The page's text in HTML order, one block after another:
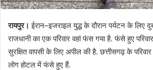
रायपुर। ईरान–इजराइल युद्ध के दौरान पर्यटन के लिए
राजधानी का एक परिवार वहां फंस गया है. फंसे हुए
सुरक्षित वापसी के लिए अपील की है. छत्तीसगढ़ के
लोग होटल में फंसे हुए हैं.